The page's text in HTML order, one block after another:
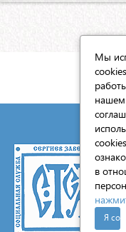
Мы
нашем
в
Я